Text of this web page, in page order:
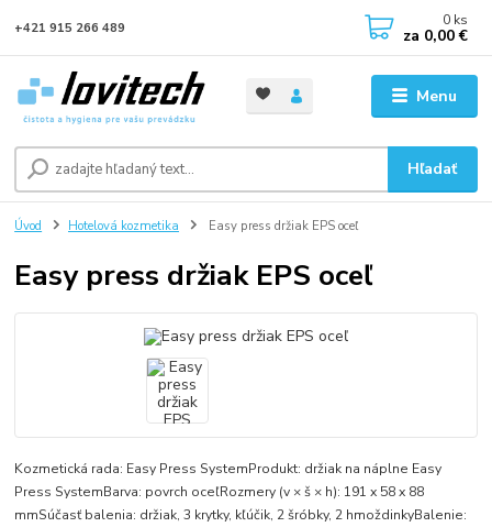
Menu
Hľadať
+421 915 266 489 0 ks
za 0,00 €
Úvod Hotelová kozmetika Easy press držiak EPS oceľ
Easy press držiak EPS oceľ
Kozmetická rada: Easy Press SystemProdukt: držiak na náplne Easy
Press SystemBarva: povrch oceľRozmery (v × š × h): 191 x 58 x 88
mmSúčasť balenia: držiak, 3 krytky, kľúčik, 2 šróbky, 2 hmoždinkyBalenie: